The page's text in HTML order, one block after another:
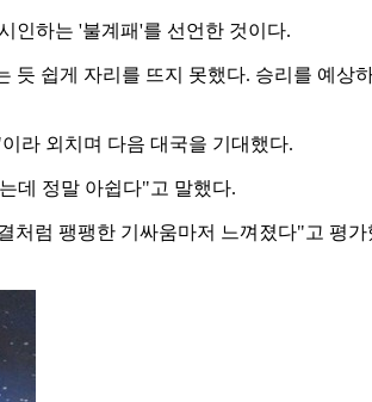
인하는 '불계패'를 선언한 것이다.
쉽게 자리를 뜨지 못했다. 승리를 예상
라 외치며 다음 대국을 기대했다.
데 정말 아쉽다"고 말했다.
럼 팽팽한 기싸움마저 느껴졌다"고 평